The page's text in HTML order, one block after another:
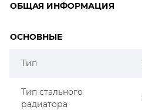
ОБЩАЯ ИНФОРМАЦИЯ
ОСНОВНЫЕ
Тип
Тип стального
радиатора